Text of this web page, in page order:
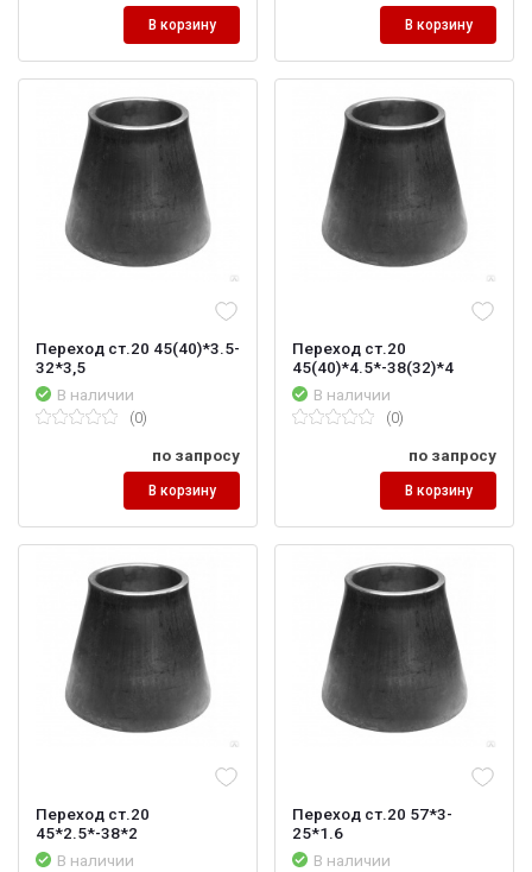
В корзину В корзину
Переход ст.20 45(40)*3.5-
32*3,5
В наличии
(0)
по запросу
В корзину
Переход ст.20
45(40)*4.5*-38(32)*4
В наличии
(0)
по запросу
В корзину
Переход ст.20
45*2.5*-38*2
В наличии
Переход ст.20 57*3-
25*1.6
В наличии